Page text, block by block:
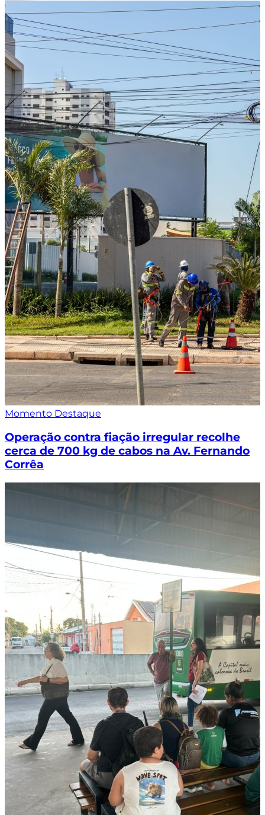
Momento Destaque
Operação contra fiação irregular recolhe
cerca de 700 kg de cabos na Av. Fernando
Corrêa